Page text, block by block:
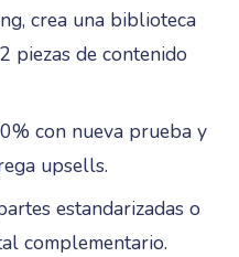
crea una biblioteca
piezas de contenido
con nueva prueba y
upsells.
estandarizadas o
complementario.